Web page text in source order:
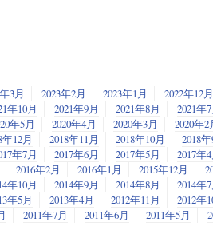
3月 2023年2月 2023年1月 2022年12月
年10月
2021年9月 2021年8月 2021年7
年5月
2020年4月 2020年3月 2020年2
年12月
2018年11月 2018年10月 2018年
年7月
2017年6月 2017年5月 2017年4
2016年2月
2016年1月 2015年12月
年10月
2014年9月 2014年8月 2014年7
年5月
2013年4月 2012年11月 2012年
2011年7月 2011年6月 2011年5月